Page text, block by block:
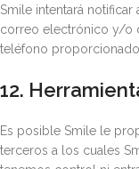
Smile intentará
correo electrónico y/o
teléfono
12.
Es posible Smile le
terceros a los cuales